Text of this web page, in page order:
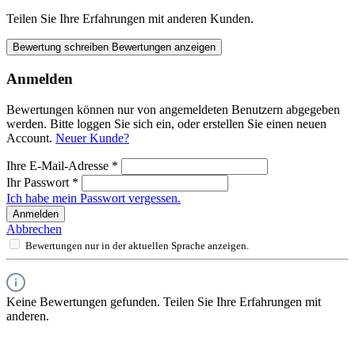
Teilen Sie Ihre Erfahrungen mit anderen Kunden.
Bewertung schreiben Bewertungen anzeigen
Anmelden
Bewertungen können nur von angemeldeten Benutzern abgegeben
werden. Bitte loggen Sie sich ein, oder erstellen Sie einen neuen
Account. Neuer Kunde?
Ihre E-Mail-Adresse *
Ihr Passwort *
Ich habe mein Passwort vergessen.
Anmelden
Abbrechen
Bewertungen nur in der aktuellen Sprache anzeigen.
Keine Bewertungen gefunden. Teilen Sie Ihre Erfahrungen mit
anderen.